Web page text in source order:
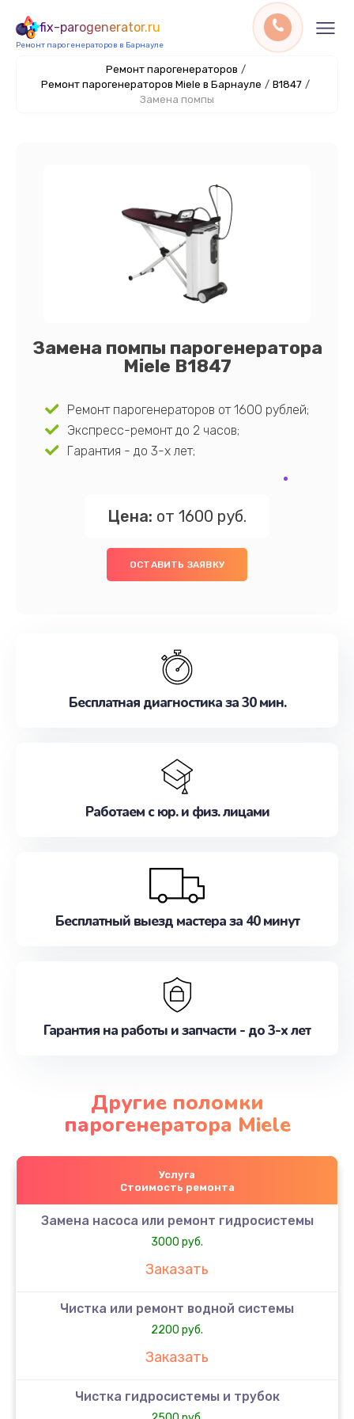
fix-parogenerator.ru
Ремонт парогенераторов в Барнауле
Ремонт парогенераторов /
Ремонт парогенераторов Miele в Барнауле / B1847 /
Замена помпы
Замена помпы парогенератора
Miele B1847
Ремонт парогенераторов от 1600 рублей;
Экспресс-ремонт до 2 часов;
Гарантия - до 3-х лет;
Цена: от 1600 руб.
ОСТАВИТЬ ЗАЯВКУ
Бесплатная диагностика за 30 мин.
Работаем с юр. и физ. лицами
Бесплатный выезд мастера за 40 минут
Гарантия на работы и запчасти - до 3-х лет
Другие поломки
парогенератора Miele
Услуга
Стоимость ремонта
Замена насоса или ремонт гидросистемы
3000 руб.
Заказать
Чистка или ремонт водной системы
2200 руб.
Заказать
Чистка гидросистемы и трубок